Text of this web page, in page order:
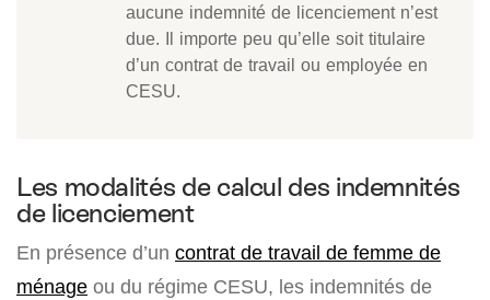
aucune indemnité de licenciement n’est
due. Il importe peu qu’elle soit titulaire
d’un contrat de travail ou employée en
CESU.
Les modalités de calcul des indemnités
de licenciement
En présence d’un contrat de travail de femme de
ménage ou du régime CESU, les indemnités de